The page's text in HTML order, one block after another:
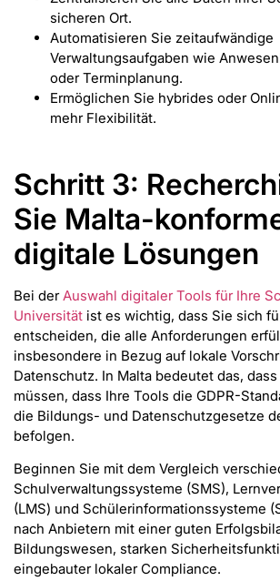
sicheren Ort.
Automatisieren Sie zeitaufwändige
Verwaltungsaufgaben wie
oder Terminplanung.
Ermöglichen Sie hybrides oder
mehr Flexibilität.
Schritt 3:
Sie Malta-
digitale Lösungen
Bei derAuswahl digitaler Tools für Ihre
Universität ist es wichtig, dass Sie sich
entscheiden, die alle Anforderungen
insbesondere in Bezug auf lokale
Datenschutz. In Malta bedeutet das,
müssen, dass Ihre Tools die GDPR-
die Bildungs- und Datenschutzgesetze
befolgen.
Beginnen Sie mit dem Vergleich
Schulverwaltungssysteme (SMS),
(LMS) und Schülerinformationssysteme
nach Anbietern mit einer guten
Bildungswesen, starken
eingebauter lokaler Compliance.